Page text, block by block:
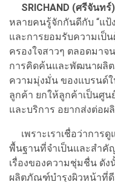
SRICHAND (ศรีจันทร์)
หลายคนรู้จักกันดีกับ “แป้
และการยอมรับความเป็
ครองใจสาวๆ ตลอดมาจ
การคิดค้นและพัฒนาผลิ
ความมุ่งมั่น ของแบรนด์ใ
ลูกค้า ยกให้ลูกค้าเป็นศู
และบริการ อยากส่งต่อ
เพราะเราเชื่อว่าการดู
พื้นฐานที่จำเป็นและสำ
เรื่องของความชุ่มชื่น ดัง
ผลิตภัณฑ์บำรุงผิวหน้าที่ดี